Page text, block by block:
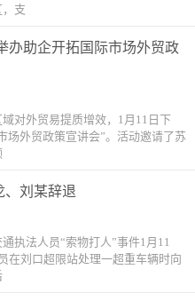
支
办助企开拓国际市场外贸政
对外贸易提质增效，1月11日下
场外贸政策宣讲会”。活动邀请了苏
、刘某辞退
执法人员“索物打人”事件1月11
在刘口超限站处理一超重车辆时向